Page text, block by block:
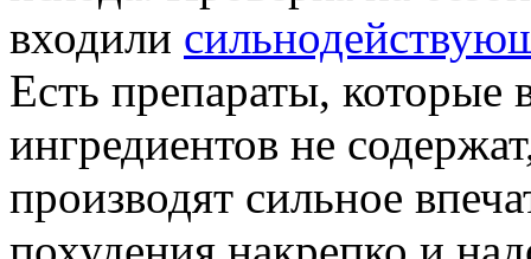
входили
Есть препараты, которые
ингредиентов не
производят сильное